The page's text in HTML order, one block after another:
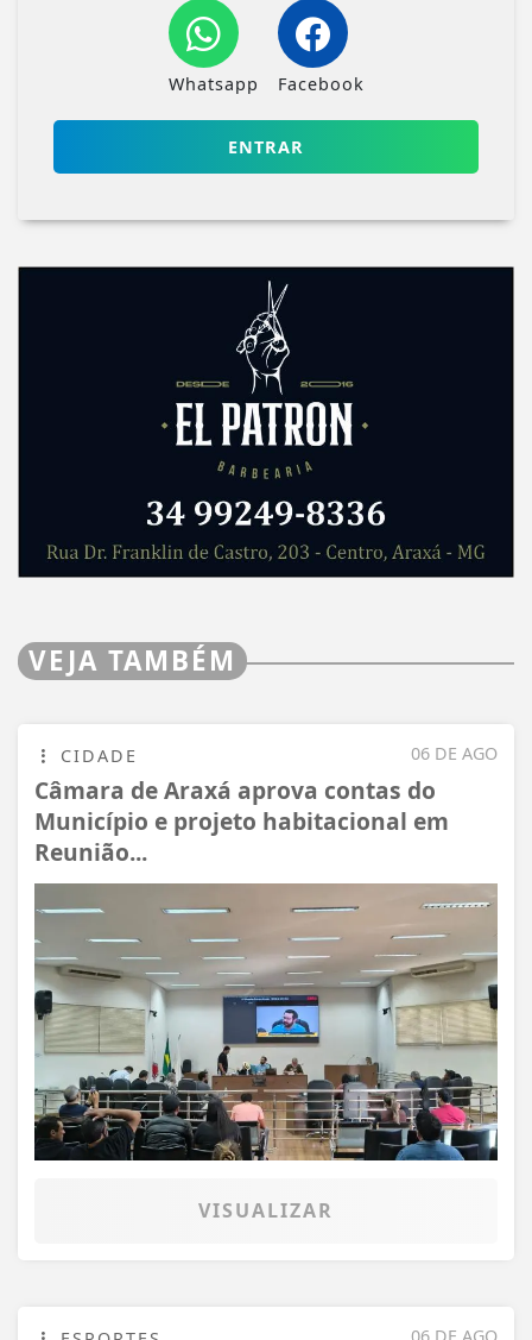
Whatsapp Facebook
ENTRAR
VEJA TAMBÉM
06 DE AGO
CIDADE
Câmara de Araxá aprova contas do
Município e projeto habitacional em
Reunião...
VISUALIZAR